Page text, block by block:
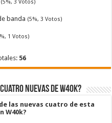
(5%, 3 Votos)
banda (5%, 3 Votos)
1 Votos)
56
nuevas de W40k?
las nuevas cuatro de esta
W40k?